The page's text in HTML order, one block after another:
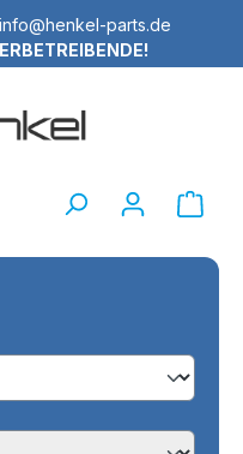
info@henkel-parts.de